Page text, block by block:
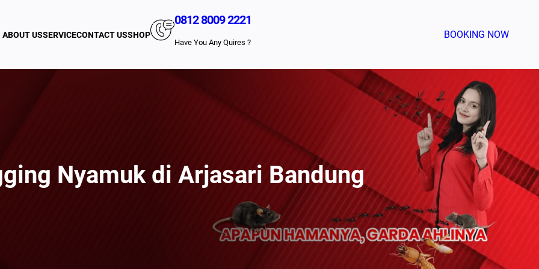
ABOUT USSERVICECONTACT USSHOP
0812 8009 2221
Have You Any Quires ?
BOOKING NOW
Nyamuk di Arjasari Bandung